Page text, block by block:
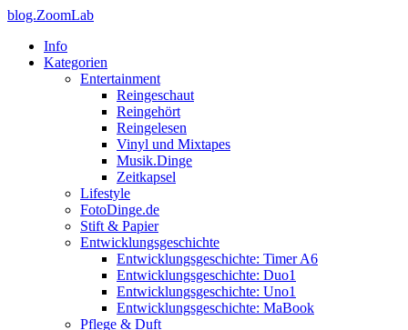
blog.ZoomLab
Info
Kategorien
Entertainment
Reingeschaut
Reingehört
Reingelesen
Vinyl und Mixtapes
Musik.Dinge
Zeitkapsel
Lifestyle
FotoDinge.de
Stift & Papier
Entwicklungsgeschichte
Entwicklungsgeschichte: Timer A6
Entwicklungsgeschichte: Duo1
Entwicklungsgeschichte: Uno1
Entwicklungsgeschichte: MaBook
Pflege & Duft